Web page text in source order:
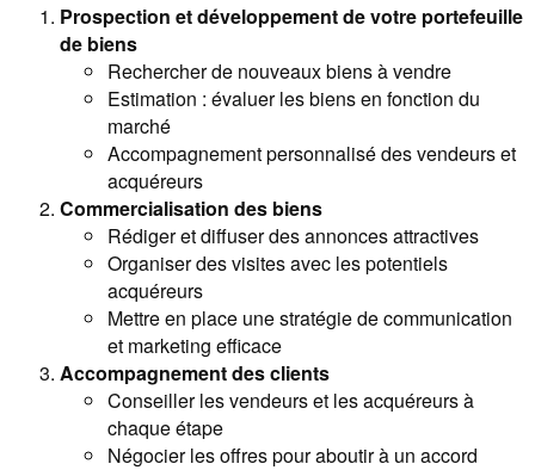
Prospection et développement de votre portefeuille
de biens
Rechercher de nouveaux biens à vendre
Estimation : évaluer les biens en fonction du
marché
Accompagnement personnalisé des vendeurs et
acquéreurs
Commercialisation des biens
Rédiger et diffuser des annonces attractives
Organiser des visites avec les potentiels
acquéreurs
Mettre en place une stratégie de communication
et marketing efficace
Accompagnement des clients
Conseiller les vendeurs et les acquéreurs à
chaque étape
Négocier les offres pour aboutir à un accord